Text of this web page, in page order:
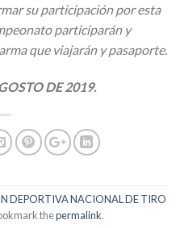
su participación por esta
participarán y
que viajarán y pasaporte.
DE 2019.
DEPORTIVA NACIONAL DE TIRO
thepermalink.